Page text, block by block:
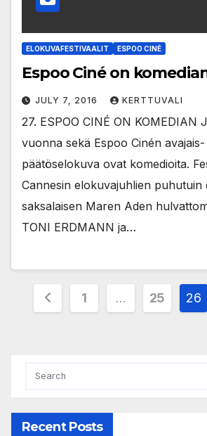
ELOKUVAFESTIVAALIT ESPOO CINÉ
Espoo Ciné on
JULY 7, 2016 KERTTUVALI
27. ESPOO CINÉ ON KOMEDIAN
vuonna sekä Espoo Cinén
päätöselokuva ovat komedioita.
Cannesin elokuvajuhlien puhutuin
saksalaisen Maren Aden
TONI ERDMANN ja…
Posts
1 … 25 26
Recent Posts